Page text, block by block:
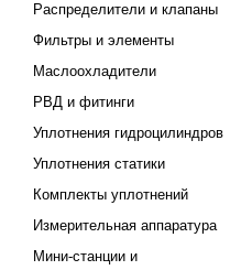
Распределители и клапаны
Фильтры и элементы
Маслоохладители
РВД и фитинги
Уплотнения гидроцилиндров
Уплотнения статики
Комплекты уплотнений
Измерительная аппаратура
Мини-станции и